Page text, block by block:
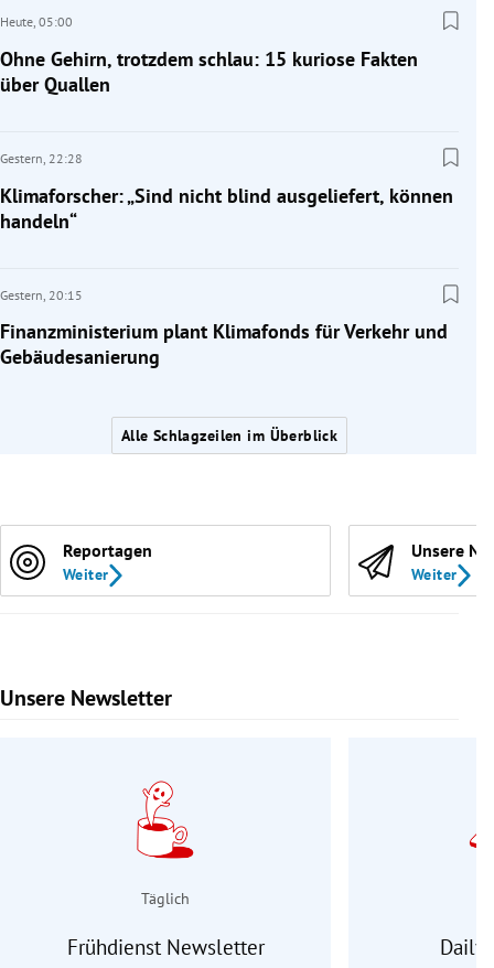
Heute, 05:00
Ohne Gehirn, trotzdem schlau: 15 kuriose Fakten
über Quallen
Gestern, 22:28
Klimaforscher: „Sind nicht blind ausgeliefert, können
handeln“
Gestern, 20:15
Finanzministerium plant Klimafonds für Verkehr und
Gebäudesanierung
Alle Schlagzeilen im Überblick
Reportagen
Weiter
Unsere
Weiter
Unsere Newsletter
Slide 1 von 9
Täglich
Frühdienst Newsletter Daily